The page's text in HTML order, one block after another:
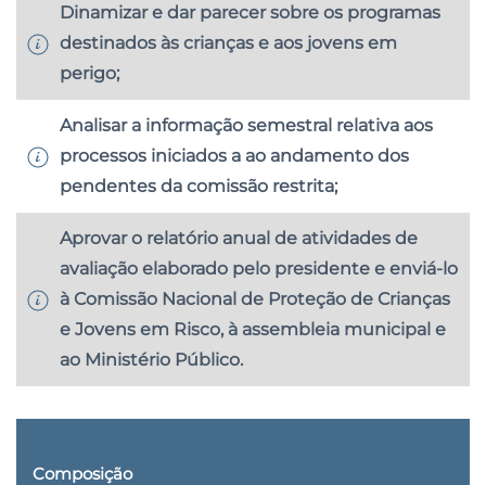
Dinamizar e dar parecer sobre os programas
destinados às crianças e aos jovens em
perigo;
Analisar a informação semestral relativa aos
processos iniciados a ao andamento dos
pendentes da comissão restrita;
Aprovar o relatório anual de atividades de
avaliação elaborado pelo presidente e enviá-lo
à Comissão Nacional de Proteção de Crianças
e Jovens em Risco, à assembleia municipal e
ao Ministério Público.
Composição